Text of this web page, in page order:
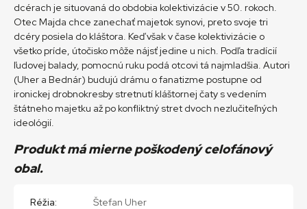
dcérach je situovaná do obdobia kolektivizácie v 50. rokoch.
Otec Majda chce zanechať majetok synovi, preto svoje tri
dcéry posiela do kláštora. Keď však v čase kolektivizácie o
všetko príde, útočisko môže nájsť jedine u nich. Podľa tradícií
ľudovej balady, pomocnú ruku podá otcovi tá najmladšia. Autori
(Uher a Bednár) budujú drámu o fanatizme postupne od
ironickej drobnokresby stretnutí kláštornej čaty s vedením
štátneho majetku až po konfliktný stret dvoch nezlučiteľných
ideológií.
Produkt má mierne poškodený celofánový
obal.
Réžia:
Štefan Uher